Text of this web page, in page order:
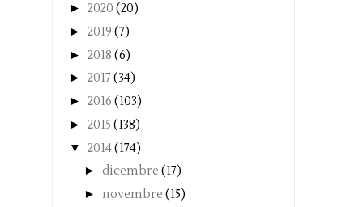
► 2020 (20)
► 2019 (7)
► 2018 (6)
► 2017 (34)
► 2016 (103)
► 2015 (138)
▼ 2014(174)
► dicembre (17)
► novembre (15)